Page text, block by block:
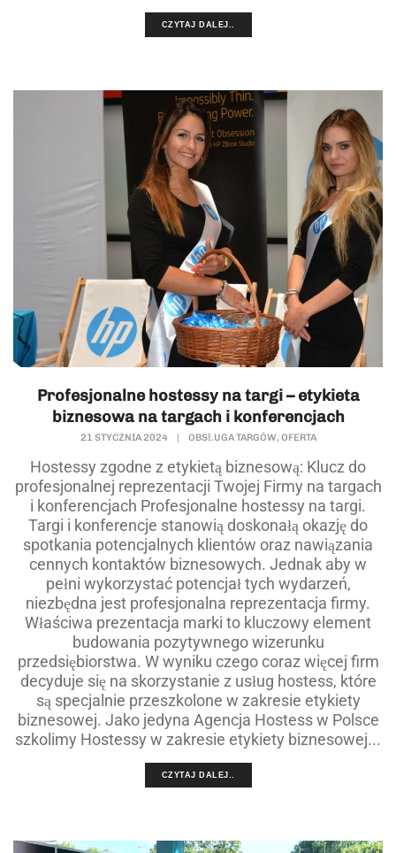
CZYTAJ DALEJ..
Profesjonalne hostessy na targi – etykieta
biznesowa na targach i konferencjach
21 STYCZNIA 2024 OBSŁUGA TARGÓW, OFERTA
Hostessy zgodne z etykietą biznesową: Klucz do
profesjonalnej reprezentacji Twojej Firmy na targach
i konferencjach Profesjonalne hostessy na targi.
Targi i konferencje stanowią doskonałą okazję do
spotkania potencjalnych klientów oraz nawiązania
cennych kontaktów biznesowych. Jednak aby w
pełni wykorzystać potencjał tych wydarzeń,
niezbędna jest profesjonalna reprezentacja firmy.
Właściwa prezentacja marki to kluczowy element
budowania pozytywnego wizerunku
przedsiębiorstwa. W wyniku czego coraz więcej firm
decyduje się na skorzystanie z usług hostess, które
są specjalnie przeszkolone w zakresie etykiety
biznesowej. Jako jedyna Agencja Hostess w Polsce
szkolimy Hostessy w zakresie etykiety biznesowej...
CZYTAJ DALEJ..